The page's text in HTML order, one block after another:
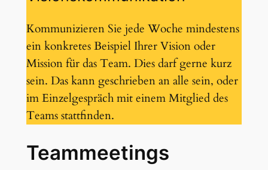
Kommunizieren Sie jede Woche mindestens
ein konkretes Beispiel Ihrer Vision oder
Mission für das Team. Dies darf gerne kurz
sein. Das kann geschrieben an alle sein, oder
im Einzelgespräch mit einem Mitglied des
Teams stattfinden.
Teammeetings